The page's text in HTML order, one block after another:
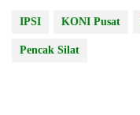
IPSI KONI Pusat
Pencak Silat